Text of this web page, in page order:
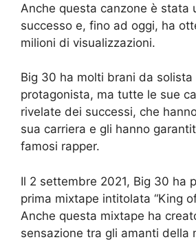
Anche questa canzone è stata
successo e, fino ad oggi, ha
milioni di visualizzazioni.
Big 30 ha molti brani da solista
protagonista, ma tutte le sue
rivelate dei successi, che
sua carriera e gli hanno
famosi rapper.
Il 2 settembre 2021, Big 30 ha
prima mixtape intitolata “King
Anche questa mixtape ha
sensazione tra gli amanti della